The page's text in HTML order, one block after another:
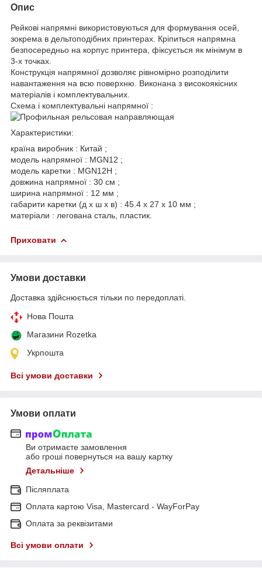
Опис
Рейкові напрямні використовуються для формування осей,
зокрема в дельтоподібних принтерах. Кріпиться напрямна
безпосередньо на корпус принтера, фіксується як мінімум в
3-х точках.
Конструкція напрямної дозволяє рівномірно розподілити
навантаження на всю поверхню. Виконана з високоякісних
матеріалів і комплектувальних.
Схема і комплектувальні напрямної :
Характеристики:
країна виробник : Китай ;
модель напрямної : MGN12 ;
модель каретки : MGN12H ;
довжина напрямної : 30 см ;
ширина напрямної : 12 мм ;
габарити каретки (д х ш х в) : 45.4 х 27 х 10 мм ;
матеріали : легована сталь, пластик.
Приховати
Умови доставки
Доставка здійснюється тільки по передоплаті.
Нова Пошта
Магазини Rozetka
Укрпошта
Всі умови доставки
Умови оплати
Ви отримаєте замовлення
або гроші повернуться на вашу картку
Детальніше
Післяплата
Оплата картою Visa, Mastercard - WayForPay
Оплата за реквізитами
Всі умови оплати